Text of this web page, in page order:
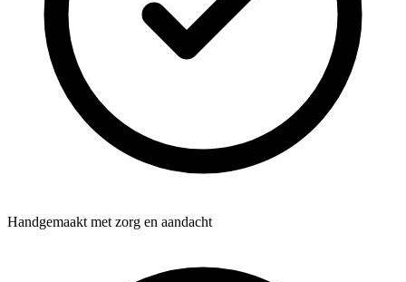
Handgemaakt met zorg en aandacht